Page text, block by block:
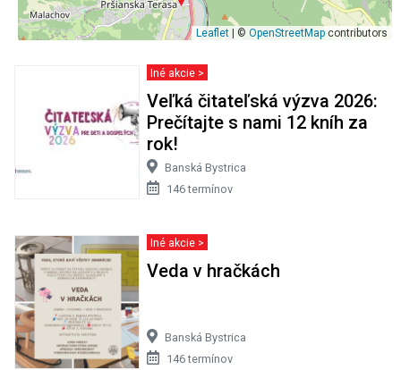
Leaflet | © OpenStreetMap contributors
Iné akcie >
Veľká čitateľská výzva 2026:
Prečítajte s nami 12 kníh za
rok!
Banská Bystrica
146 termínov
Iné akcie >
Veda v hračkách
Banská Bystrica
146 termínov